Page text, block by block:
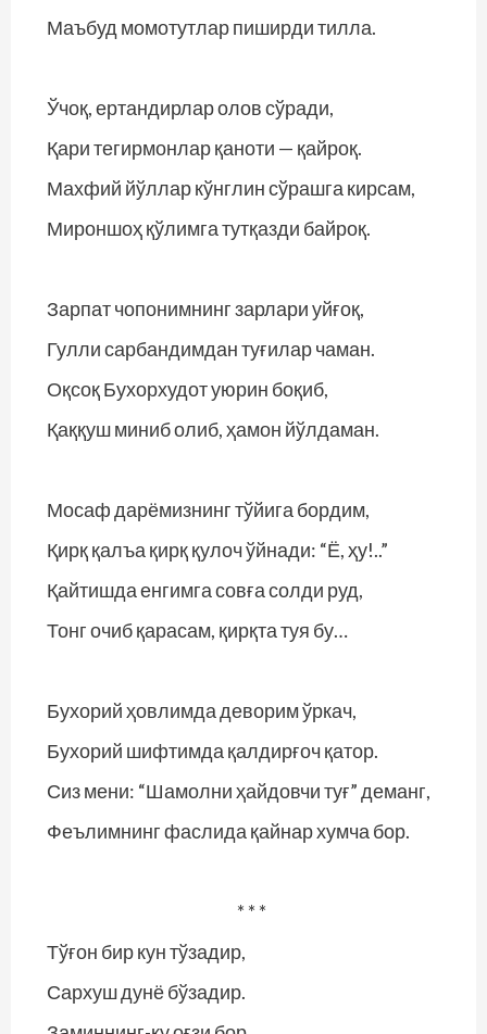
Маъбуд момотутлар пиширди тилла.
Ўчоқ, ертандирлар олов сўради,
Қари тегирмонлар қаноти — қайроқ.
Махфий йўллар кўнглин сўрашга кирсам,
Мироншоҳ қўлимга тутқазди байроқ.
Зарпат чопонимнинг зарлари уйғоқ,
Гулли сарбандимдан туғилар чаман.
Оқсоқ Бухорхудот уюрин боқиб,
Қаққуш миниб олиб, ҳамон йўлдаман.
Мосаф дарёмизнинг тўйига бордим,
Қирқ қалъа қирқ қулоч ўйнади: “Ё, ҳу!..”
Қайтишда енгимга совға солди руд,
Тонг очиб қарасам, қирқта туя бу…
Бухорий ҳовлимда деворим ўркач,
Бухорий шифтимда қалдирғоч қатор.
Сиз мени: “Шамолни ҳайдовчи туғ” деманг,
Феълимнинг фаслида қайнар хумча бор.
* * *
Тўғон бир кун тўзадир,
Сархуш дунё бўзадир.